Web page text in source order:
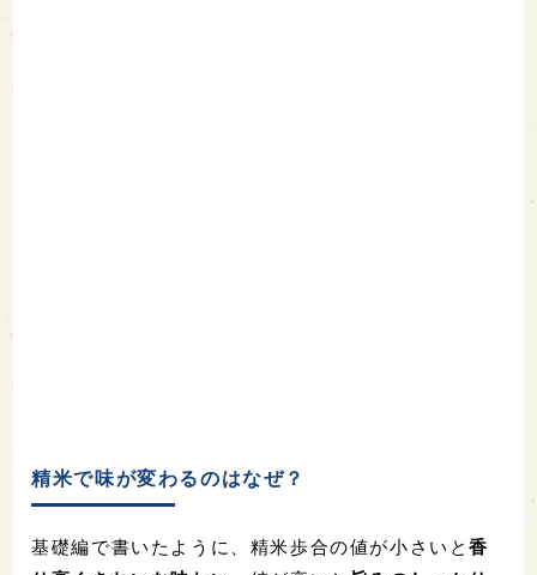
精米で味が変わるのはなぜ？
基礎編で書いたように、精米歩合の値が小さいと香